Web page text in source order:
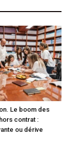
Le boom des
contrat :
ou dérive